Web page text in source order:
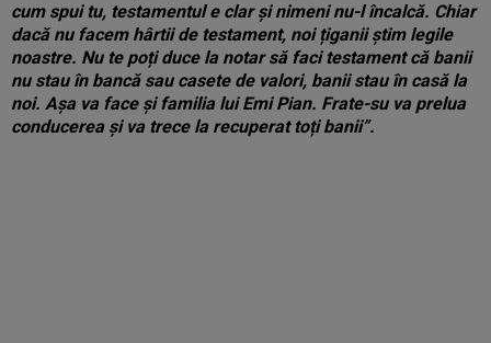
cum spui tu, testamentul e clar și nimeni nu-l încalcă. Chiar
dacă nu facem hârtii de testament, noi țiganii știm legile
noastre. Nu te poți duce la notar să faci testament că banii
nu stau în bancă sau casete de valori, banii stau în casă la
noi. Așa va face și familia lui Emi Pian. Frate-su va prelua
conducerea și va trece la recuperat toți banii”.